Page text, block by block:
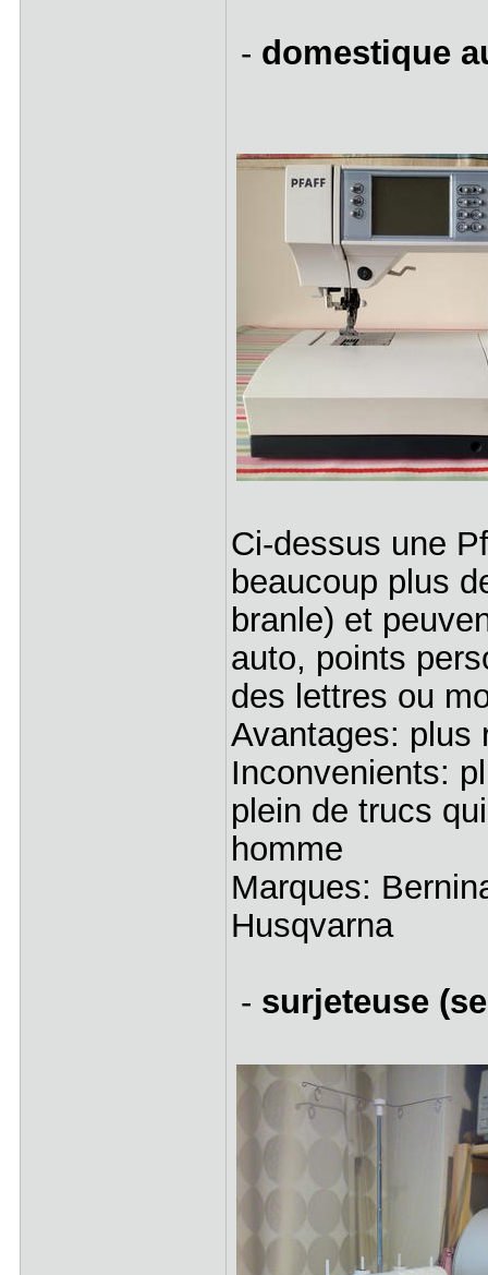
- domestique
Ci-dessus une
beaucoup plus
branle) et
auto, points
des lettres ou
Avantages:
Inconvenients:
plein de trucs
homme
Marques:
Husqvarna
- surjeteuse